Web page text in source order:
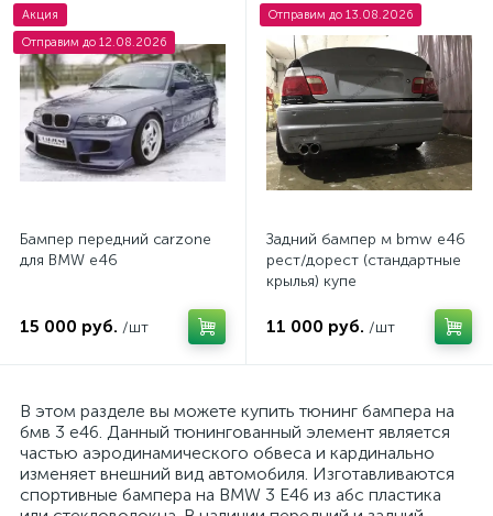
Акция
Отправим до 12.08.2026
Бампер передний carzone
для BMW e46
15 000 руб. /шт
Отправим до 13.08.2026
Задний бампер м bmw e46
рест/дорест (стандартные
крылья) купе
11 000 руб. /шт
В этом разделе вы можете купить тюнинг бампера на
бмв 3 е46. Данный тюнингованный элемент является
частью аэродинамического обвеса и кардинально
изменяет внешний вид автомобиля. Изготавливаются
спортивные бампера на BMW 3 E46 из абс пластика